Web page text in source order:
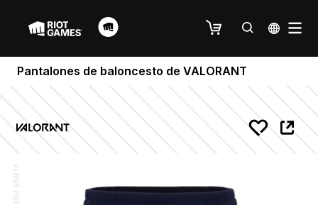
Pantalones de baloncesto de VALORANT